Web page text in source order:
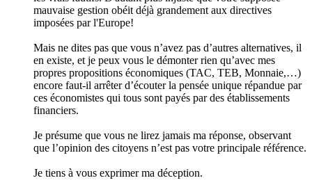
mauvaise gestion obéit déjà grandement aux directives
imposées par l'Europe!
Mais ne dites pas que vous n’avez pas d’autres alternatives, il
en existe, et je peux vous le démonter rien qu’avec mes
propres propositions économiques (TAC, TEB, Monnaie,…)
encore faut-il arrêter d’écouter la pensée unique répandue par
ces économistes qui tous sont payés par des établissements
financiers.
Je présume que vous ne lirez jamais ma réponse, observant
que l’opinion des citoyens n’est pas votre principale référence.
Je tiens à vous exprimer ma déception.